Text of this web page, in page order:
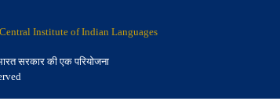
Central Institute of Indian Languages
सरकार की एक परियोजना